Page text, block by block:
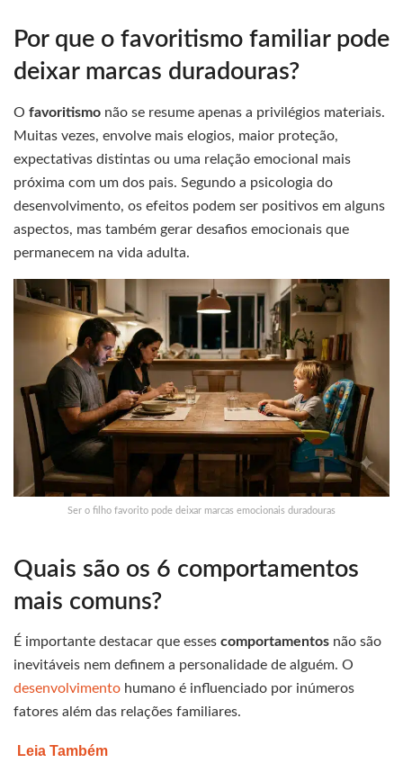
Por que o favoritismo familiar pode
deixar marcas duradouras?
O favoritismo não se resume apenas a privilégios materiais.
Muitas vezes, envolve mais elogios, maior proteção,
expectativas distintas ou uma relação emocional mais
próxima com um dos pais. Segundo a psicologia do
desenvolvimento, os efeitos podem ser positivos em alguns
aspectos, mas também gerar desafios emocionais que
permanecem na vida adulta.
Ser o filho favorito pode deixar marcas emocionais duradouras
Quais são os 6 comportamentos
mais comuns?
É importante destacar que esses comportamentos não são
inevitáveis nem definem a personalidade de alguém. O
desenvolvimento humano é influenciado por inúmeros
fatores além das relações familiares.
Leia Também